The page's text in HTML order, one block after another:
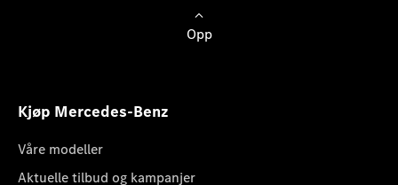
Opp
Kjøp Mercedes-Benz
Våre modeller
Aktuelle tilbud og kampanjer